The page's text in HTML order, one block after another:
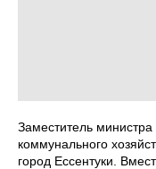
Заместитель
коммунального
город Ессентуки.